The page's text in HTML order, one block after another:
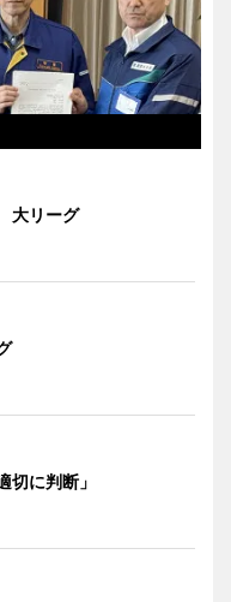
大リーグ
切に判断」